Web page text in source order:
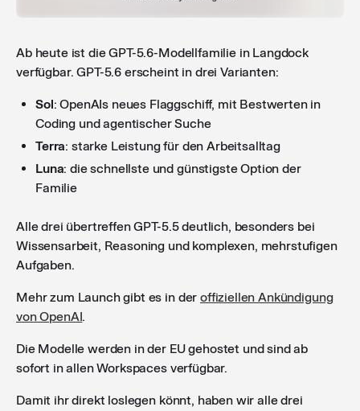
Ab heute ist die GPT-5.6-Modellfamilie in Langdock
verfügbar. GPT-5.6 erscheint in drei Varianten:
Sol: OpenAIs neues Flaggschiff, mit Bestwerten in
Coding und agentischer Suche
Terra: starke Leistung für den Arbeitsalltag
Luna: die schnellste und günstigste Option der
Familie
Alle drei übertreffen GPT-5.5 deutlich, besonders bei
Wissensarbeit, Reasoning und komplexen, mehrstufigen
Aufgaben.
Mehr zum Launch gibt es in deroffiziellen Ankündigung
von OpenAI.
Die Modelle werden in der EU gehostet und sind ab
sofort in allen Workspaces verfügbar.
Damit ihr direkt loslegen könnt, haben wir alle drei